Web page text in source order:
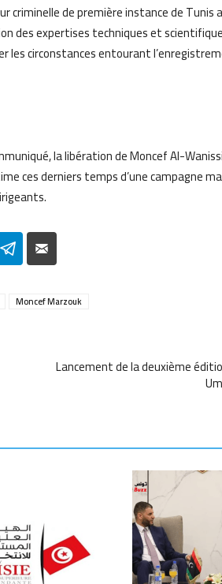
criminelle de première instance de Tunis
des expertises techniques et
les circonstances entourant
la libération de Moncef Al-
ces derniers temps d’une campagne
Reddit Telegram
Moncef Marzouk
Lancement de la deuxième